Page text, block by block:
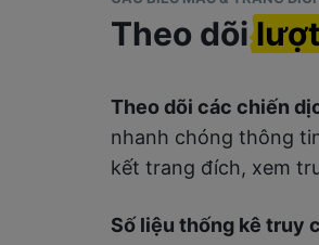
Theo dõi
Theo dõi các chiến
nhanh chóng thông
kết trang đích, xem
Số liệu thống kê truy